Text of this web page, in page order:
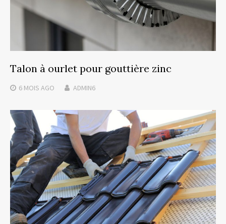
Talon à ourlet pour gouttière zinc
6 MOIS AGO ADMIN6